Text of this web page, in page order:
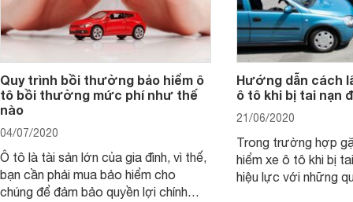
Quy trình bồi thường bảo hiểm ô
tô bồi thường mức phí như thế
nào
04/07/2020
Ô tô là tài sản lớn của gia đình, vì thế,
bạn cần phải mua bảo hiểm cho
chúng để đảm bảo quyền lợi chính
Hướng dẫn cách
ô tô khi bị tai nạn
21/06/2020
Trong trường hợp
hiểm xe ô tô khi bị
hiệu lực với những